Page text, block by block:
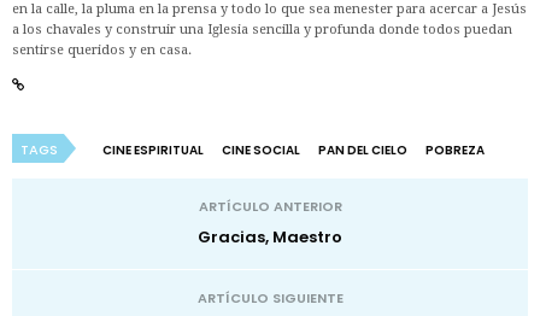
en la calle, la pluma en la prensa y todo lo que sea menester para acercar a Jesús
a los chavales y construir una Iglesia sencilla y profunda donde todos puedan
sentirse queridos y en casa.
TAGS CINE ESPIRITUAL CINE SOCIAL PAN DEL CIELO POBREZA
ARTÍCULO ANTERIOR
Gracias, Maestro
ARTÍCULO SIGUIENTE